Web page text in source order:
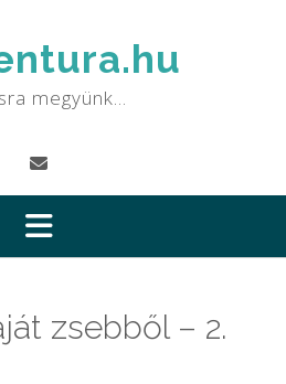
megyünk…
zsebből – 2.